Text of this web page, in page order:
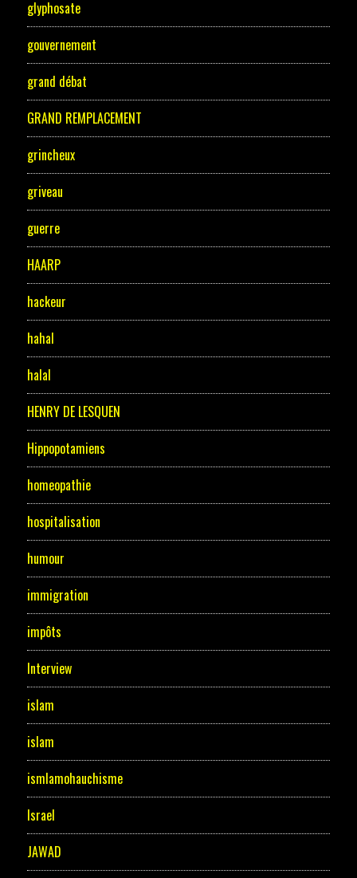
glyphosate
gouvernement
grand débat
GRAND REMPLACEMENT
grincheux
griveau
guerre
HAARP
hackeur
hahal
halal
HENRY DE LESQUEN
Hippopotamiens
homeopathie
hospitalisation
humour
immigration
impôts
Interview
islam
islam
ismlamohauchisme
Israel
JAWAD